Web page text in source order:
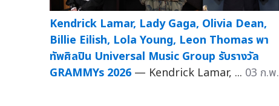
Kendrick Lamar, Lady Gaga, Olivia Dean,
Billie Eilish, Lola Young, Leon Thomas พา
ทัพศิลปิน Universal Music Group รับรางวัล
GRAMMYs 2026 — Kendrick Lamar, ... 03 ก.พ.